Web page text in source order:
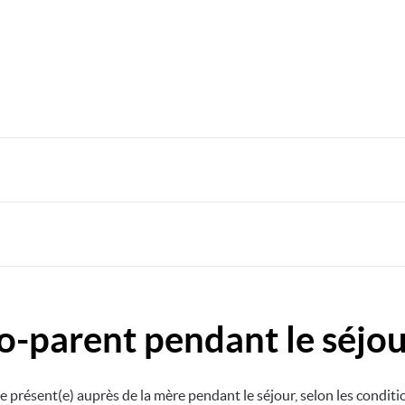
et gants de toilette) ;
si besoin ;
chaussettes, bonnets) ;
de vol.parent pendant le
auprès de la mère pendant le séjour, selon les